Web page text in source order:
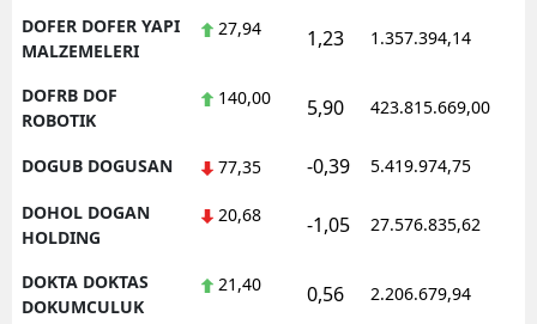
DOFER DOFER YAPI
MALZEMELERI
27,94 1,23 1.357.394,14
DOFRB DOF
ROBOTIK
140,00 5,90 423.815.669,00
DOGUB DOGUSAN 77,35 -0,39 5.419.974,75
DOHOL DOGAN
HOLDING
20,68 -1,05 27.576.835,62
DOKTA DOKTAS
DOKUMCULUK
21,40 0,56 2.206.679,94